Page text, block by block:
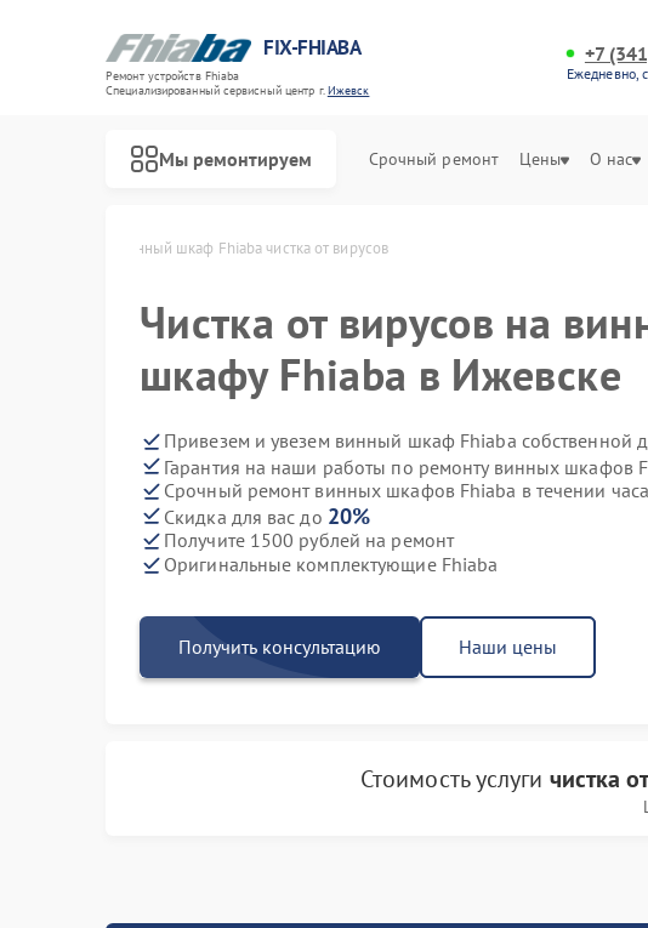
FIX-FHIABA
Ремонт устройств Fhiaba
Специализированный cервисный центр г.Ижевск
+7
Ежедневно,
Мы ремонтируем Срочный ремонт Цены О нас
Винный шкаф Fhiaba чистка от вирусов
Чистка от вирусов на
шкафу Fhiaba в Ижевске
Привезем и увезем винный шкаф Fhiaba собственной
Гарантия на наши работы по ремонту винных шкафов
Срочный ремонт винных шкафов Fhiaba в течении часа
Скидка для вас до 20%
Получите 1500 рублей на ремонт
Оригинальные комплектующие Fhiaba
Получить консультацию Наши цены
Стоимость услуги чистка